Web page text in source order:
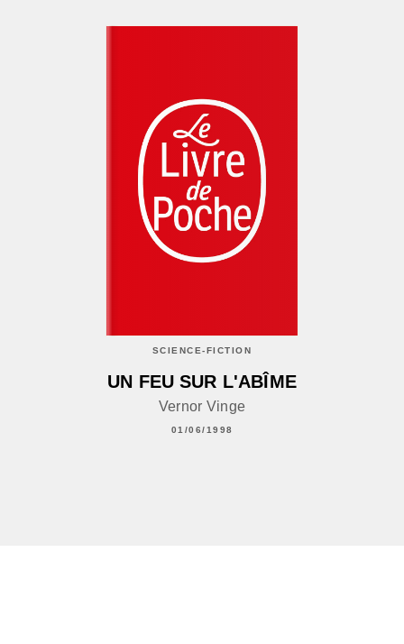
SCIENCE-FICTION
UN FEU SUR L'ABÎME
Vernor Vinge
01/06/1998